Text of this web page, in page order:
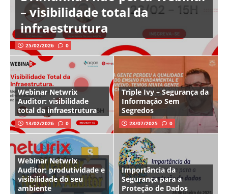
– visibilidade total da
infraestrutura
25/02/2026 0
Webinar Netwrix
Auditor: visibilidade
total da infraestrutura
13/02/2026 0
Triple Ivy – Segurança da
Informação Sem
Segredos
28/07/2025 0
Webinar Netwrix
Auditor: produtividade e
visibilidade do seu
ambiente
Importância da
Segurança para a
Proteção de Dados